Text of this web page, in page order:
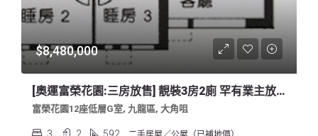
$8,480,000
[奧運富榮花園:三房放售] 靚裝3房2廁 罕有業主放盤
富榮花園12座低層G室, 九龍區, 大角咀